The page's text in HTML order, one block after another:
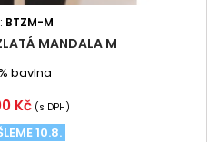
BTZM-M
MANDALA M
bavlna
Kč (s DPH)
10.8.